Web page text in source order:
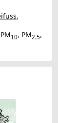
,
PM10, PM2.5,